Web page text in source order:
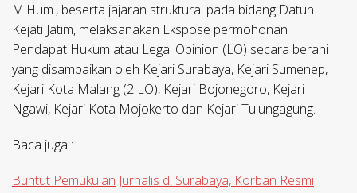
M.Hum., beserta jajaran struktural pada bidang Datun
Kejati Jatim, melaksanakan Ekspose permohonan
Pendapat Hukum atau Legal Opinion (LO) secara berani
yang disampaikan oleh Kejari Surabaya, Kejari Sumenep,
Kejari Kota Malang (2 LO), Kejari Bojonegoro, Kejari
Ngawi, Kejari Kota Mojokerto dan Kejari Tulungagung.
Baca juga :
Buntut Pemukulan Jurnalis di Surabaya, Korban Resmi